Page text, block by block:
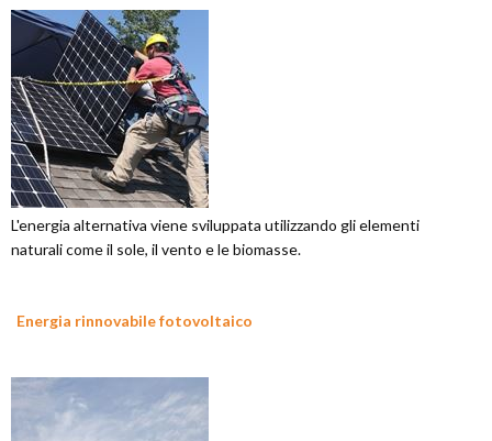
L'energia alternativa viene sviluppata utilizzando gli elementi
naturali come il sole, il vento e le biomasse.
Energia rinnovabile fotovoltaico